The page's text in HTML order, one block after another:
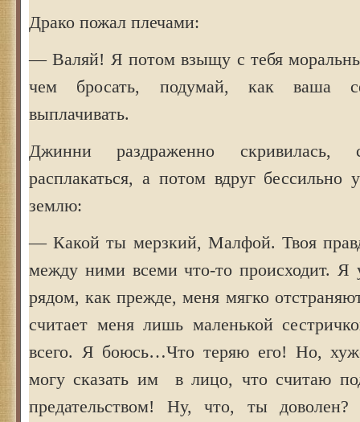
Драко пожал плечами:
— Валяй! Я потом взыщу с тебя
чем бросать, подумай, как ваша
выплачивать.
Джинни раздраженно скривилась,
расплакаться, а потом вдруг бессильно
землю:
— Какой ты мерзкий, Малфой. Твоя
между ними всеми что-то происходит. Я
рядом, как прежде, меня мягко
считает меня лишь маленькой
всего. Я боюсь…Что теряю его! Но,
могу сказать им в лицо, что считаю
предательством! Ну, что, ты доволен?